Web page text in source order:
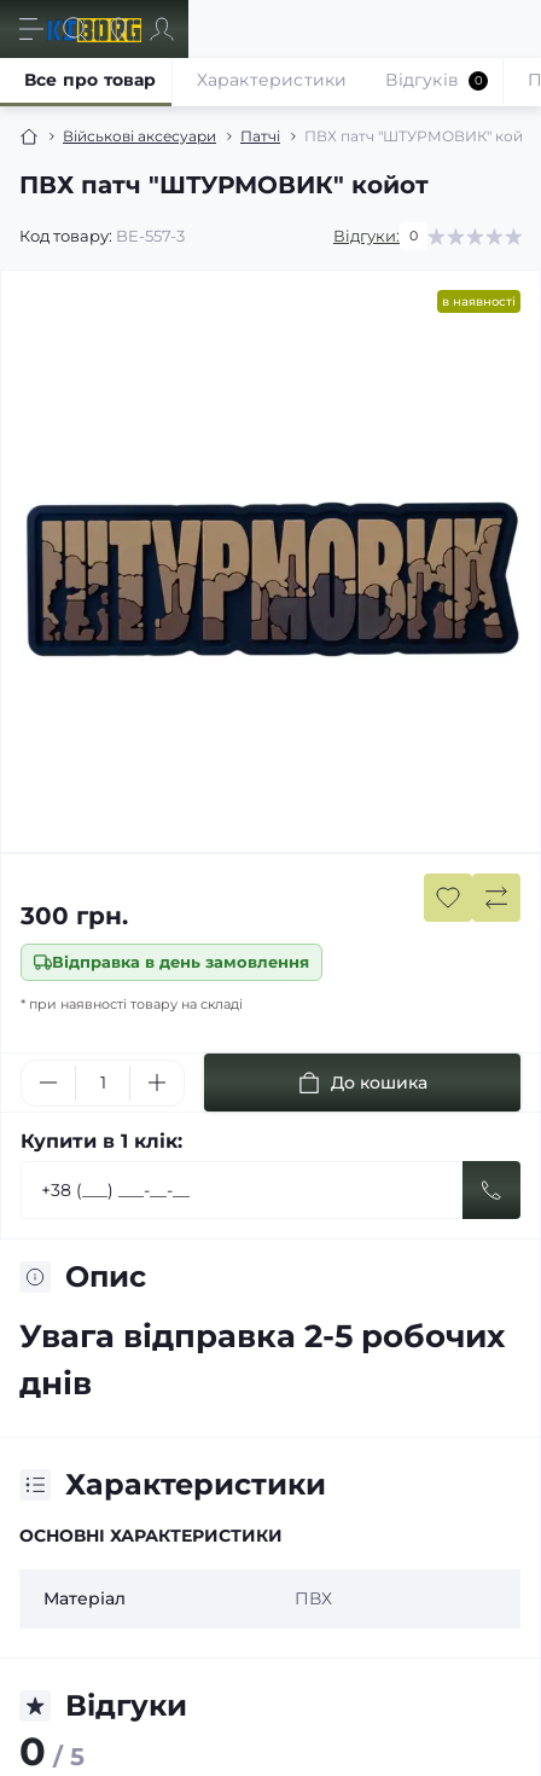
Військові аксесуари Патчі ПВХ патч "ШТУРМОВИК" койот
ПВХ патч "ШТУРМОВИК" койот
Код товару: BE-557-3 Відгуки: 0
Все про товар Характеристики Відгуків 0
в наявності
Відправка в день замовлення
* при наявності товару на складі
300 грн.
До кошика
Купити в 1 клік:
Опис
Увага відправка 2-5 робочих
днів
Характеристики
ОСНОВНІ ХАРАКТЕРИСТИКИ
Матеріал ПВХ
Відгуки
0 / 5